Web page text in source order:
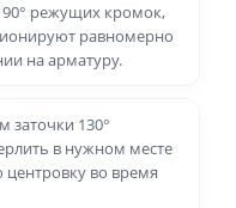
90° режущих кромок,
равномерно
на арматуру.
заточки 130°
в нужном месте
во время